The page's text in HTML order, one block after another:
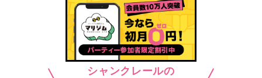
シャンクレールの